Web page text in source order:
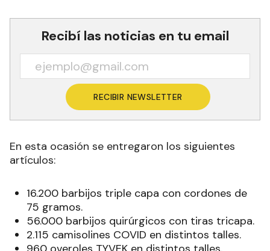
Recibí las noticias en tu email
RECIBIR NEWSLETTER
En esta ocasión se entregaron los siguientes
artículos:
16.200 barbijos triple capa con cordones de
75 gramos.
56.000 barbijos quirúrgicos con tiras tricapa.
2.115 camisolines COVID en distintos talles.